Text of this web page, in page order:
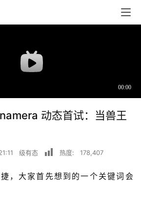
动态首试：当兽王
级有态 热度: 178,407
，大家首先想到的一个关键词会